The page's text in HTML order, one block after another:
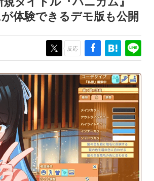
体験できるデモ版も公開
反応